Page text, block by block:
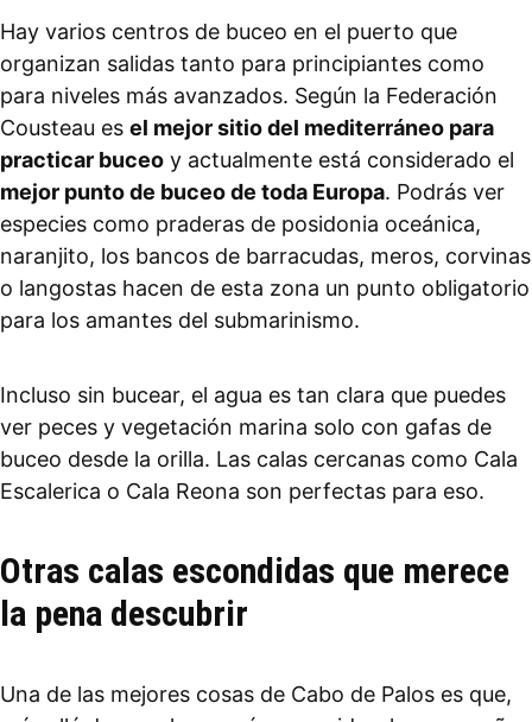
Hay varios centros de buceo en el puerto que
organizan salidas tanto para principiantes como
para niveles más avanzados. Según la Federación
Cousteau es el mejor sitio del mediterráneo para
practicar buceo y actualmente está considerado el
mejor punto de buceo de toda Europa. Podrás ver
especies como praderas de posidonia oceánica,
naranjito, los bancos de barracudas, meros, corvinas
o langostas hacen de esta zona un punto obligatorio
para los amantes del submarinismo.
Incluso sin bucear, el agua es tan clara que puedes
ver peces y vegetación marina solo con gafas de
buceo desde la orilla. Las calas cercanas como Cala
Escalerica o Cala Reona son perfectas para eso.
Otras calas escondidas que merece
la pena descubrir
Una de las mejores cosas de Cabo de Palos es que,